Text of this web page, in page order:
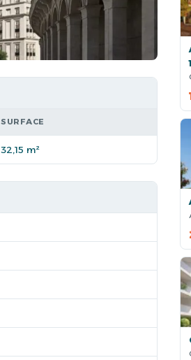
SURFACE
32,15 m²